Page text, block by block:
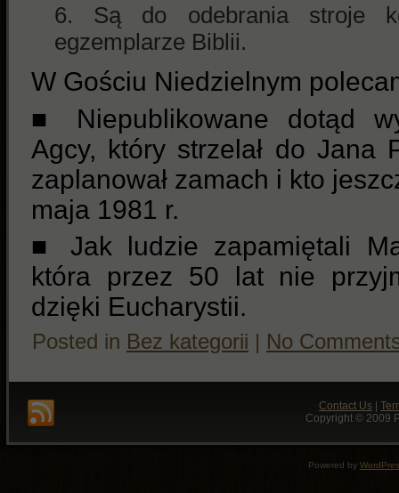
Są do odebrania stroje
egzemplarze Biblii.
W Gościu Niedzielnym
■ Niepublikowane dotąd
Agcy, który strzelał do Jana
zaplanował zamach i kto
maja 1981 r.
■ Jak ludzie zapamiętali
która przez 50 lat nie
dzięki Eucharystii.
Posted in Bez kategorii | No
Contact Us
Copyright © 2009
Powered by